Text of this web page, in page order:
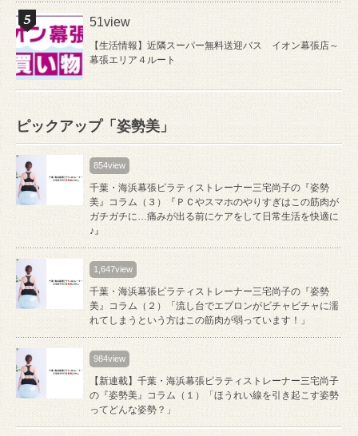
51view
【生活情報】近隣スーパー無料送迎バス イオン幕張店～
幕張エリア４ルート
ピックアップ「姿勢美」
854view
千葉・海浜幕張ピラティストレーナー三宅尚子の『姿勢
美』コラム（３）『ＰＣやスマホのやりすぎはこの筋肉が
ガチガチに…痛みが出る前にケアをして日常生活を快適に
♪』
1,647view
千葉・海浜幕張ピラティストレーナー三宅尚子の『姿勢
美』コラム（２）「流し台でエプロンがビチャビチャに濡
れてしまうという方はこの筋肉が弱っています！」
984view
【新連載】千葉・海浜幕張ピラティストレーナー三宅尚子
の『姿勢美』コラム（１）「ほうれい線を引き起こす姿勢
ってどんな姿勢？」